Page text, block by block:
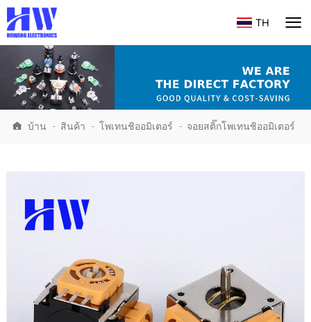
TH
บ้าน - สินค้า - โพเทนชิออมิเตอร์ - จอยสติ๊กโพเทนชิออมิเตอร์